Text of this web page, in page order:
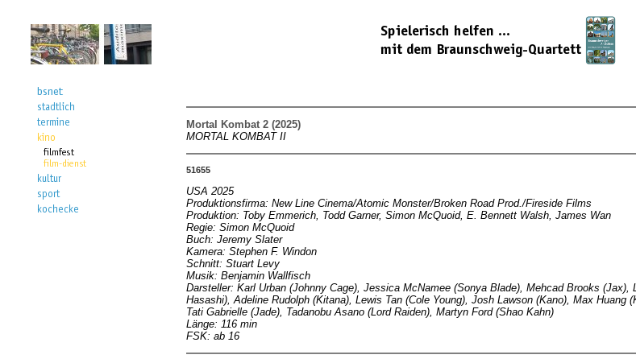
Mortal Kombat 2 (2025)
MORTAL KOMBAT II
51655
USA 2025
Produktionsfirma: New Line Cinema/Atomic Monster/Broken Road Prod./Fireside Films
Produktion: Toby Emmerich, Todd Garner, Simon McQuoid, E. Bennett Walsh, James Wan
Regie: Simon McQuoid
Buch: Jeremy Slater
Kamera: Stephen F. Windon
Schnitt: Stuart Levy
Musik: Benjamin Wallfisch
Darsteller: Karl Urban (Johnny Cage), Jessica McNamee (Sonya Blade), Mehcad Brooks
Hasashi), Adeline Rudolph (Kitana), Lewis Tan (Cole Young), Josh Lawson (Kano), Max Huang
Tati Gabrielle (Jade), Tadanobu Asano (Lord Raiden), Martyn Ford (Shao Kahn)
Länge: 116 min
FSK: ab 16